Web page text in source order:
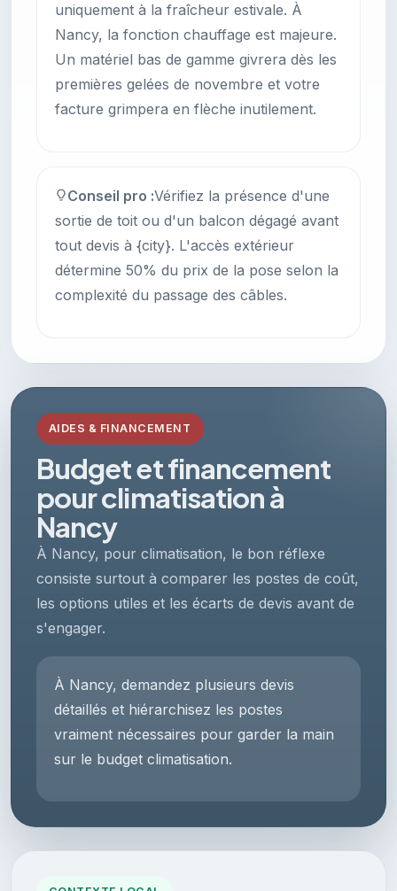
uniquement à la fraîcheur estivale. À
Nancy, la fonction chauffage est majeure.
Un matériel bas de gamme givrera dès les
premières gelées de novembre et votre
facture grimpera en flèche inutilement.
Conseil pro :Vérifiez la présence d'une
sortie de toit ou d'un balcon dégagé avant
tout devis à {city}. L'accès extérieur
détermine 50% du prix de la pose selon la
complexité du passage des câbles.
AIDES & FINANCEMENT
Budget et financement
pour climatisation à
Nancy
À Nancy, pour climatisation, le bon réflexe
consiste surtout à comparer les postes de coût,
les options utiles et les écarts de devis avant de
s'engager.
À Nancy, demandez plusieurs devis
détaillés et hiérarchisez les postes
vraiment nécessaires pour garder la main
sur le budget climatisation.